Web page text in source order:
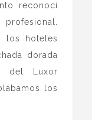
reconocí
los hoteles
dorada
del Luxor
los